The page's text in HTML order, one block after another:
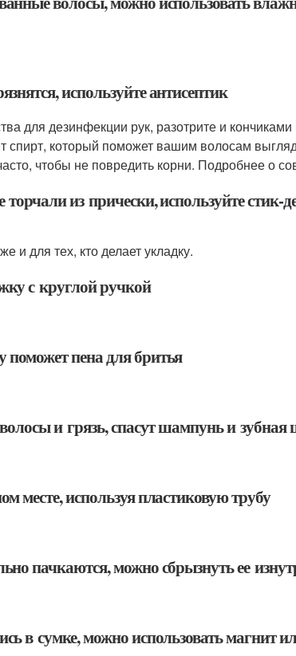
используйте антисептик
для дезинфекции рук, разотрите и
спирт, который поможет вашим волосам
чтобы не повредить корни. Подробнее о
из прически, используйте стик-
и для тех, кто делает укладку.
с круглой ручкой
пена для бритья
и грязь, спасут шампунь и зубная
месте, используя пластиковую трубу
пачкаются, можно сбрызнуть ее
в сумке, можно использовать магнит